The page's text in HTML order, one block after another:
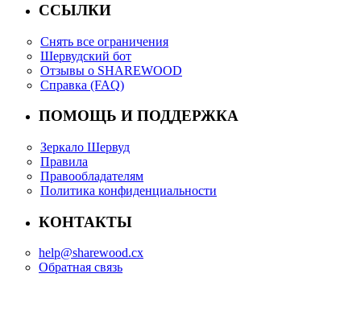
ССЫЛКИ
Снять все ограничения
Шервудский бот
Отзывы о SHAREWOOD
Справка (FAQ)
ПОМОЩЬ И ПОДДЕРЖКА
Зеркало Шервуд
Правила
Правообладателям
Политика конфиденциальности
КОНТАКТЫ
help@sharewood.cx
Обратная связь